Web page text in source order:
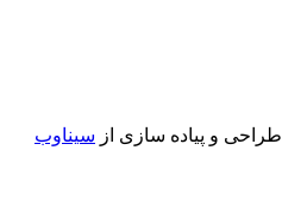
طراحی و پیاده سازی از سیناوب